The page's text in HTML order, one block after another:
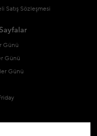
Satış Sözleşmesi
Günü
Günü
Günü